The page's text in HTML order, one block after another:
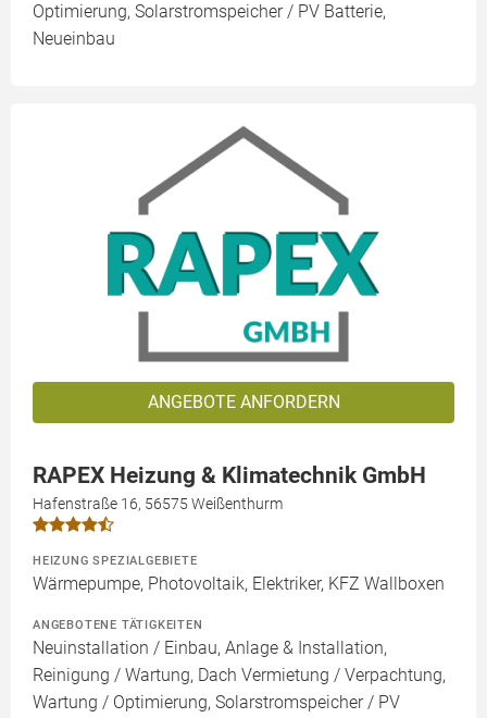
Optimierung, Solarstromspeicher / PV Batterie,
Neueinbau
ANGEBOTE ANFORDERN
RAPEX Heizung & Klimatechnik GmbH
Hafenstraße 16, 56575 Weißenthurm
HEIZUNG SPEZIALGEBIETE
Wärmepumpe, Photovoltaik, Elektriker, KFZ Wallboxen
ANGEBOTENE TÄTIGKEITEN
Neuinstallation / Einbau, Anlage & Installation,
Reinigung / Wartung, Dach Vermietung / Verpachtung,
Wartung / Optimierung, Solarstromspeicher / PV